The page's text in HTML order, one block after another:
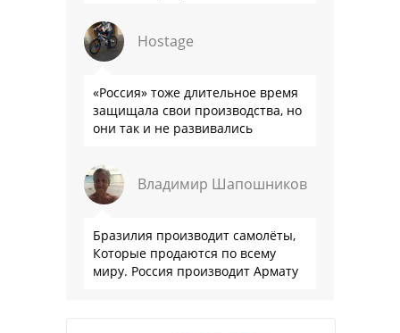
что прям эталон коррупции
Hostage
«Россия» тоже длительное время
защищала свои производства, но
они так и не развивались
Владимир Шапошников
Бразилия производит самолёты,
Которые продаются по всему
миру. Россия производит Армату